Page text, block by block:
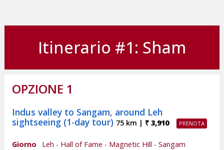
Itinerario #1: Sham
OPZIONE 1
Indus valley to Sangam, around Leh
sightseeing (1-day tour) 75 km | ₹ 3,910
Giorno
Leh - Hall of Fame - Magnetic Hill - Sangam